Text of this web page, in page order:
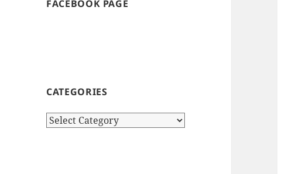
FACEBOOK PAGE
CATEGORIES
Categories